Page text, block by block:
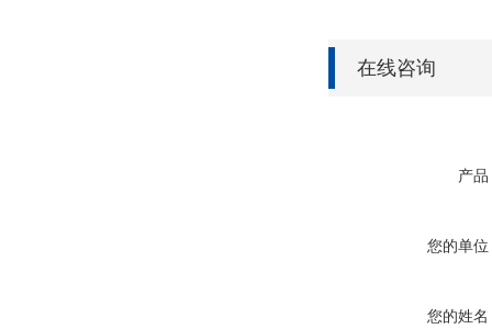
在线咨询
产品
您的单位
您的姓名